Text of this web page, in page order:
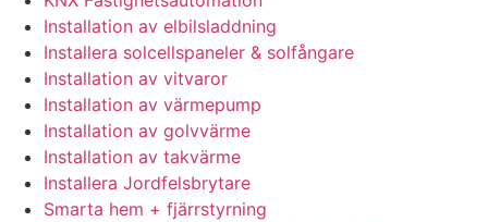
Installation av elbilsladdning
Installera solcellspaneler & solfångare
Installation av vitvaror
Installation av värmepump
Installation av golvvärme
Installation av takvärme
Installera Jordfelsbrytare
Smarta hem + fjärrstyrning